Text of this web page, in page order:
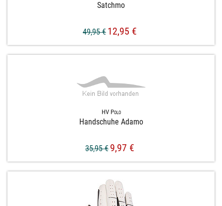
Satchmo
49,95 € 12,95 €
HV Polo
Handschuhe Adamo
35,95 € 9,97 €